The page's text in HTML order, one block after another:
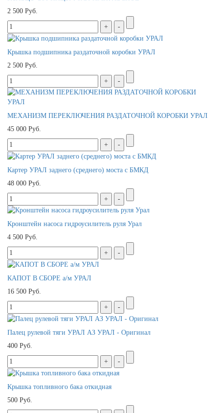
2 500 Руб.
Крышка подшипника раздаточной коробки УРАЛ
2 500 Руб.
МЕХАНИЗМ ПЕРЕКЛЮЧЕНИЯ РАЗДАТОЧНОЙ КОРОБКИ УРАЛ
45 000 Руб.
Картер УРАЛ заднего (среднего) моста с БМКД
48 000 Руб.
Кронштейн насоса гидроусилитель руля Урал
4 500 Руб.
КАПОТ В СБОРЕ а/м УРАЛ
16 500 Руб.
Палец рулевой тяги УРАЛ АЗ УРАЛ - Оригинал
400 Руб.
Крышка топливного бака откидная
500 Руб.